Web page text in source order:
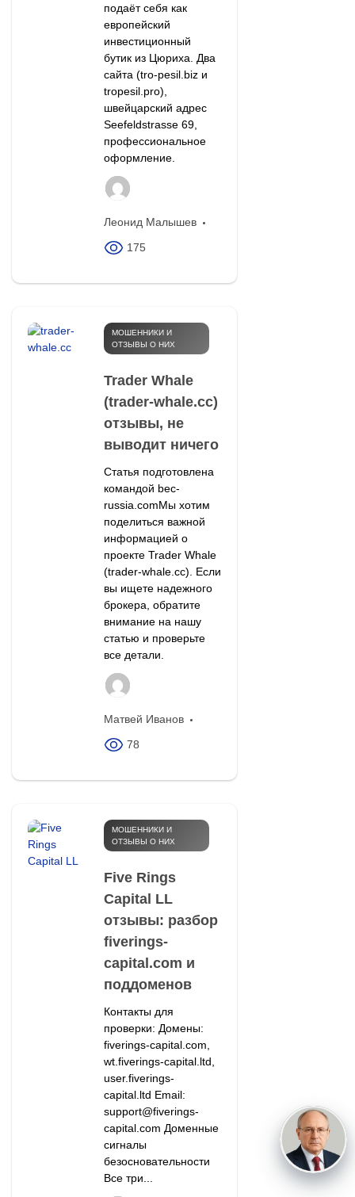
подаёт себя как
европейский
инвестиционный
бутик из Цюриха. Два
сайта (tro-pesil.biz и
tropesil.pro),
швейцарский адрес
Seefeldstrasse 69,
профессиональное
оформление.
Леонид Малышев
175
МОШЕННИКИ И
ОТЗЫВЫ О НИХ
Trader Whale
(trader-whale.cc)
отзывы, не
выводит ничего
Статья подготовлена
командой bec-
russia.comМы хотим
поделиться важной
информацией о
проекте Trader Whale
(trader-whale.cc). Если
вы ищете надежного
брокера, обратите
внимание на нашу
статью и проверьте
все детали.
Матвей Иванов
78
МОШЕННИКИ И
ОТЗЫВЫ О НИХ
Five Rings
Capital LL
отзывы: разбор
fiverings-
capital.com и
поддоменов
Контакты для
проверки: Домены:
fiverings-capital.com,
wt.fiverings-capital.ltd,
user.fiverings-
capital.ltd Email:
support@fiverings-
capital.com Доменные
сигналы
безосновательности
Все три...